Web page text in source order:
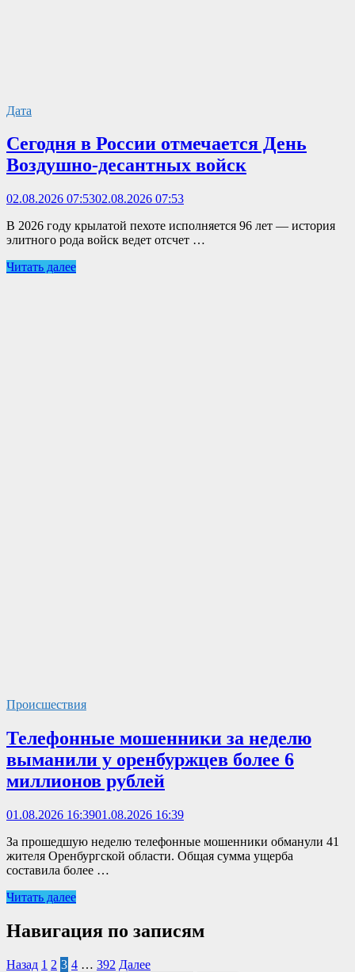
Дата
Сегодня в России отмечается День
Воздушно-десантных войск
02.08.2026 07:5302.08.2026 07:53
В 2026 году крылатой пехоте исполняется 96 лет — история
элитного рода войск ведет отсчет …
Читать далее
Происшествия
Телефонные мошенники за неделю
выманили у оренбуржцев более 6
миллионов рублей
01.08.2026 16:3901.08.2026 16:39
За прошедшую неделю телефонные мошенники обманули 41
жителя Оренбургской области. Общая сумма ущерба
составила более …
Читать далее
Навигация по записям
Назад 1 2 3 4 … 392 Далее